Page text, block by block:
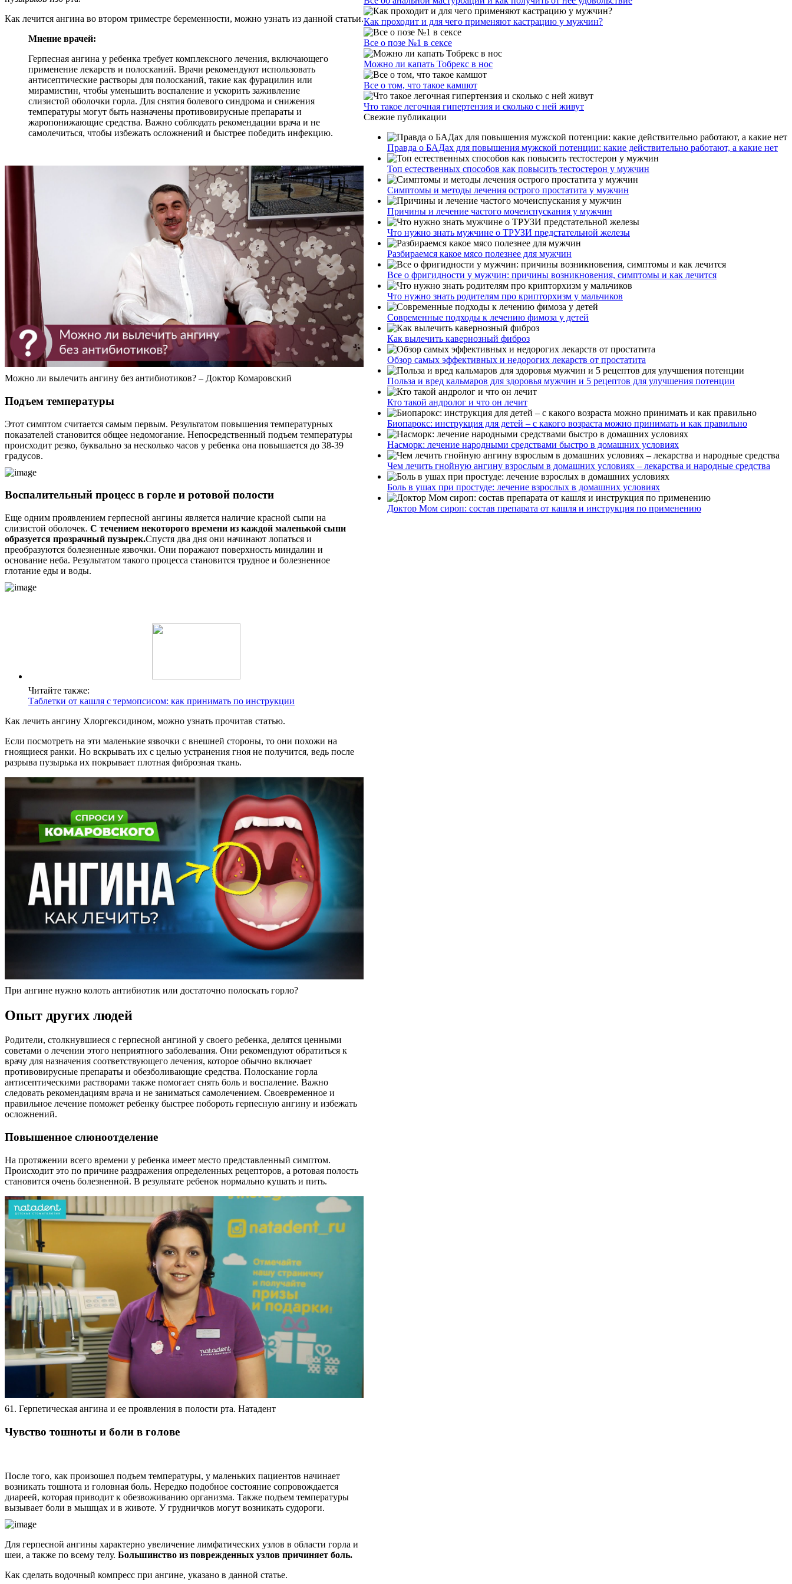
Как лечится ангина во втором триместре беременности, можно узнать из данной статьи.
Мнение врачей:
Герпесная ангина у ребенка требует комплексного лечения, включающего
применение лекарств и полосканий. Врачи рекомендуют использовать
антисептические растворы для полосканий, такие как фурацилин или
мирамистин, чтобы уменьшить воспаление и ускорить заживление
слизистой оболочки горла. Для снятия болевого синдрома и снижения
температуры могут быть назначены противовирусные препараты и
жаропонижающие средства. Важно соблюдать рекомендации врача и не
самолечиться, чтобы избежать осложнений и быстрее победить инфекцию.
Можно ли вылечить ангину без антибиотиков? – Доктор Комаровский
Подъем температуры
Этот симптом считается самым первым. Результатом повышения температурных
показателей становится общее недомогание. Непосредственный подъем температуры
происходит резко, буквально за несколько часов у ребенка она повышается до 38-39
градусов.
Воспалительный процесс в горле и ротовой полости
Еще одним проявлением герпесной ангины является наличие красной сыпи на
слизистой оболочек. С течением некоторого времени из каждой маленькой сыпи
образуется прозрачный пузырек.Спустя два дня они начинают лопаться и
преобразуются болезненные язвочки. Они поражают поверхность миндалин и
основание неба. Результатом такого процесса становится трудное и болезненное
глотание еды и воды.
Читайте также:
Таблетки от кашля с термопсисом: как принимать по инструкции
Как лечить ангину Хлоргексидином, можно узнать прочитав статью.
Если посмотреть на эти маленькие язвочки с внешней стороны, то они похожи на
гноящиеся ранки. Но вскрывать их с целью устранения гноя не получится, ведь после
разрыва пузырька их покрывает плотная фиброзная ткань.
При ангине нужно колоть антибиотик или достаточно полоскать горло?
Опыт других людей
Родители, столкнувшиеся с герпесной ангиной у своего ребенка, делятся ценными
советами о лечении этого неприятного заболевания. Они рекомендуют обратиться к
врачу для назначения соответствующего лечения, которое обычно включает
противовирусные препараты и обезболивающие средства. Полоскание горла
антисептическими растворами также помогает снять боль и воспаление. Важно
следовать рекомендациям врача и не заниматься самолечением. Своевременное и
правильное лечение поможет ребенку быстрее побороть герпесную ангину и избежать
осложнений.
Повышенное слюноотделение
На протяжении всего времени у ребенка имеет место представленный симптом.
Происходит это по причине раздражения определенных рецепторов, а ротовая полость
становится очень болезненной. В результате ребенок нормально кушать и пить.
61. Герпетическая ангина и ее проявления в полости рта. Натадент
Чувство тошноты и боли в голове
После того, как произошел подъем температуры, у маленьких пациентов начинает
возникать тошнота и головная боль. Нередко подобное состояние сопровождается
диареей, которая приводит к обезвоживанию организма. Также подъем температуры
вызывает боли в мышцах и в животе. У грудничков могут возникать судороги.
Для герпесной ангины характерно увеличение лимфатических узлов в области горла и
шеи, а также по всему телу. Большинство из поврежденных узлов причиняет боль.
Как сделать водочный компресс при ангине, указано в данной статье.
Как проходит и для чего применяют кастрацию у мужчин?
Все о позе №1 в сексе
Можно ли капать Тобрекс в нос
Все о том, что такое камшот
Что такое легочная гипертензия и сколько с ней живут
Свежие публикации
Правда о БАДах для повышения мужской потенции: какие действительно работают, а какие нет
Топ естественных способов как повысить тестостерон у мужчин
Симптомы и методы лечения острого простатита у мужчин
Причины и лечение частого мочеиспускания у мужчин
Что нужно знать мужчине о ТРУЗИ предстательной железы
Разбираемся какое мясо полезнее для мужчин
Все о фригидности у мужчин: причины возникновения, симптомы и как лечится
Что нужно знать родителям про крипторхизм у мальчиков
Современные подходы к лечению фимоза у детей
Как вылечить кавернозный фиброз
Обзор самых эффективных и недорогих лекарств от простатита
Польза и вред кальмаров для здоровья мужчин и 5 рецептов для улучшения потенции
Кто такой андролог и что он лечит
Биопарокс: инструкция для детей – с какого возраста можно принимать и как правильно
Насморк: лечение народными средствами быстро в домашних условиях
Чем лечить гнойную ангину взрослым в домашних условиях – лекарства и народные средства
Боль в ушах при простуде: лечение взрослых в домашних условиях
Доктор Мом сироп: состав препарата от кашля и инструкция по применению